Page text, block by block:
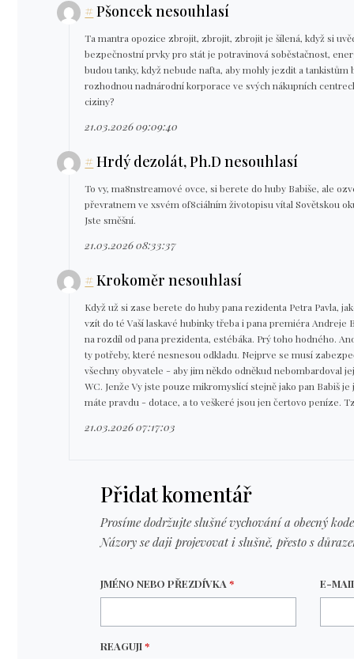
#Pšoncek nesouhlasí
Ta mantra opozice zbrojit, zbrojit, zbrojit je šílená, když si
bezpečnostní prvky pro stát je potravinová soběstačnost,
budou tanky, když nebude nafta, aby mohly jezdit a tankistům
rozhodnou nadnárodní korporace ve svých nákupních
ciziny?
21.03.2026 09:09:40
#Hrdý dezolát, Ph.D nesouhlasí
To vy, ma8nstreamové ovce, si berete do huby Babiše, ale
převratnem ve xsvém of8ciálním životopisu vítal Sovětskou
Jste směšní.
21.03.2026 08:33:37
#Krokoměr nesouhlasí
Když už si zase berete do huby pana rezidenta Petra Pavla,
vzít do té Vaší laskavé hubinky třeba i pana premiéra Andreje
na rozdíl od pana prezidenta, estébáka. Prý toho hodného.
ty potřeby, které nesnesou odkladu. Nejprve se musí
všechny obyvatele - aby jim někdo odněkud nebombardoval
WC. Jenže Vy jste pouze mikromyslící stejně jako pan Babiš
máte pravdu - dotace, a to veškeré jsou jen čertovo peníze.
21.03.2026 07:17:03
Přidat komentář
Prosíme dodržujte slušné vychování a obecný
Názory se daji projevovat i slušně, přesto s
JMÉNO NEBO PŘEZDÍVKA* E-
REAGUJI*